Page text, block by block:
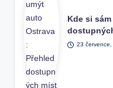
Kde si
23